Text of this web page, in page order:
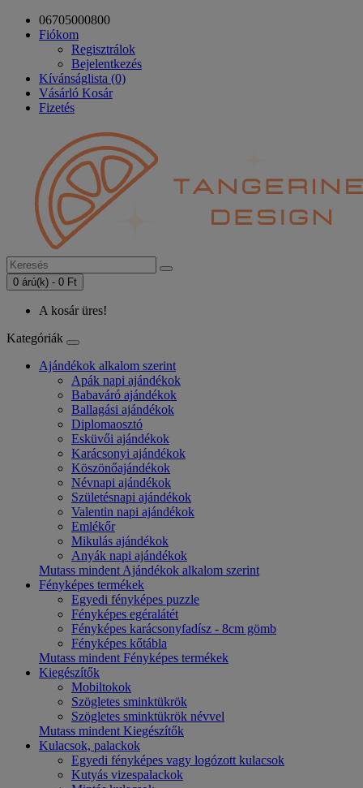
06705000800
Fiókom
Regisztrálok
Bejelentkezés
Kívánságlista (0)
Vásárló Kosár
Fizetés
0 árú(k) - 0 Ft
A kosár üres!
Kategóriák
Ajándékok alkalom szerint
Apák napi ajándékok
Babaváró ajándékok
Ballagási ajándékok
Diplomaosztó
Esküvői ajándékok
Karácsonyi ajándékok
Köszönőajándékok
Névnapi ajándékok
Születésnapi ajándékok
Valentin napi ajándékok
Emlékőr
Mikulás ajándékok
Anyák napi ajándékok
Mutass mindent Ajándékok alkalom szerint
Fényképes termékek
Egyedi fényképes puzzle
Fényképes egéralátét
Fényképes karácsonyfadísz - 8cm gömb
Fényképes kőtábla
Mutass mindent Fényképes termékek
Kiegészítők
Mobiltokok
Szögletes sminktükrök
Szögletes sminktükrök névvel
Mutass mindent Kiegészítők
Kulacsok, palackok
Egyedi fényképes vagy logózott kulacsok
Kutyás vizespalackok